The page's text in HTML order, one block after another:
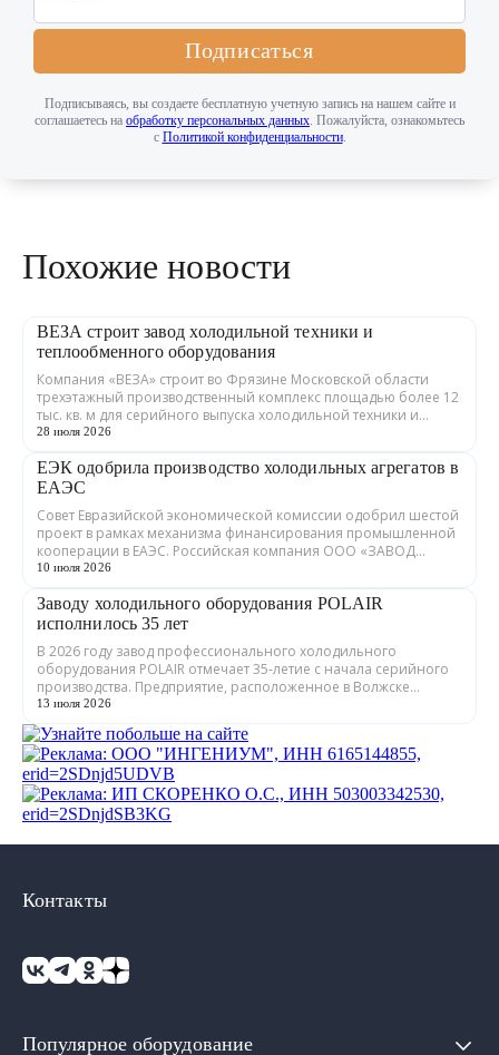
Подписаться
Подписываясь, вы создаете бесплатную учетную запись на нашем сайте и
соглашаетесь на обработку персональных данных . Пожалуйста, ознакомьтесь
с Политикой конфиденциальности.
Похожие новости
ВЕЗА строит завод холодильной техники и
теплообменного оборудования
Компания «ВЕЗА» строит во Фрязине Московской области
трехэтажный производственный комплекс площадью более 12
тыс. кв. м для серийного выпуска холодильной техники и
теплообменного оборудования. ...
28 июля 2026
ЕЭК одобрила производство холодильных агрегатов в
ЕАЭС
Совет Евразийской экономической комиссии одобрил шестой
проект в рамках механизма финансирования промышленной
кооперации в ЕАЭС. Российская компания ООО «ЗАВОД
ГРАДИЕНТ» совместно с предприятия...
10 июля 2026
Заводу холодильного оборудования POLAIR
исполнилось 35 лет
В 2026 году завод профессионального холодильного
оборудования POLAIR отмечает 35-летие с начала серийного
производства. Предприятие, расположенное в Волжске
Республики Марий Эл, выпускает обору...
13 июля 2026
Популярное оборудование
Контакты